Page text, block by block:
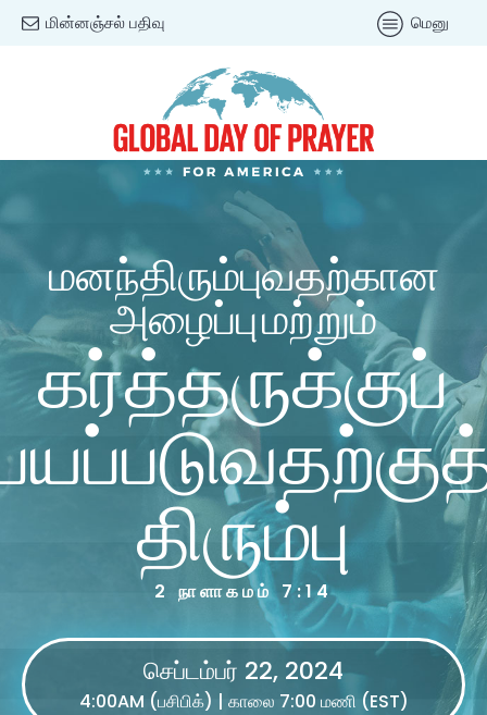
மின்னஞ்சல் பதிவு மெனு
மனந்திரும்புவதற்கான
அழைப்பு மற்றும்
கர்த்தருக்குப்
திரும்பு
2 நாளாகமம் 7:14
செப்டம்பர் 22, 2024
4:00AM (பசிபிக்) | காலை 7:00 மணி (EST)